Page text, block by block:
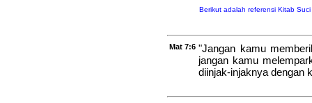
Berikut adalah referensi Kitab
Mat 7:6 "Jangan kamu
jangan kamu
diinjak-injaknya dengan